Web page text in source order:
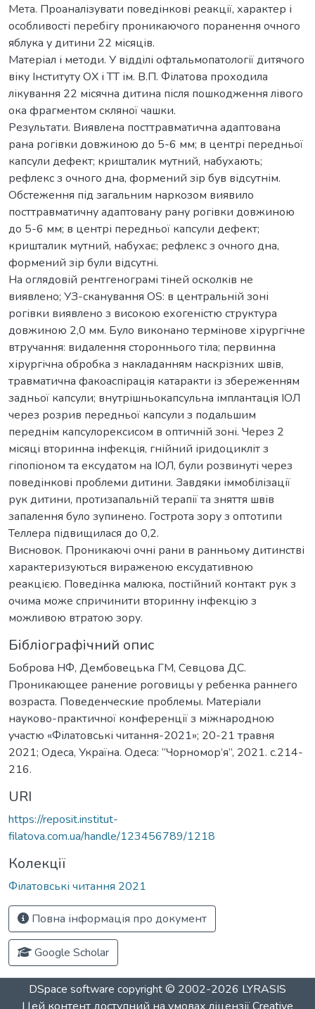
Мета. Проаналізувати поведінкові реакції, характер і
особливості перебігу проникаючого поранення очного
яблука у дитини 22 місяців.
Матеріал і методи. У відділі офтальмопатології дитячого
віку Інституту ОХ і ТТ ім. В.П. Філатова проходила
лікування 22 місячна дитина після пошкодження лівого
ока фрагментом скляної чашки.
Результати. Виявлена посттравматична адаптована
рана рогівки довжиною до 5-6 мм; в центрі передньої
капсули дефект; кришталик мутний, набухають;
рефлекс з очного дна, формений зір був відсутнім.
Обстеження під загальним наркозом виявило
посттравматичну адаптовану рану рогівки довжиною
до 5-6 мм; в центрі передньої капсули дефект;
кришталик мутний, набухає; рефлекс з очного дна,
формений зір були відсутні.
На оглядовій рентгенограмі тіней осколків не
виявлено; УЗ-сканування OS: в центральній зоні
рогівки виявлено з високою ехогеністю структура
довжиною 2,0 мм. Було виконано термінове хірургічне
втручання: видалення стороннього тіла; первинна
хірургічна обробка з накладанням наскрізних швів,
травматична факоаспірація катаракти із збереженням
задньої капсули; внутрішньокапсульна імплантація ІОЛ
через розрив передньої капсули з подальшим
переднім капсулорексисом в оптичній зоні. Через 2
місяці вторинна інфекція, гнійний іридоцикліт з
гіпопіоном та ексудатом на ІОЛ, були розвинуті через
поведінкові проблеми дитини. Завдяки іммобілізації
рук дитини, протизапальній терапії та зняття швів
запалення було зупинено. Гострота зору з оптотипи
Теллера підвищилася до 0,2.
Висновок. Проникаючі очні рани в ранньому дитинстві
характеризуються вираженою ексудативною
реакцією. Поведінка малюка, постійний контакт рук з
очима може спричинити вторинну інфекцію з
можливою втратою зору.
Бібліографічний опис
Боброва НФ, Дембовецька ГМ, Севцова ДС.
Проникающее ранение роговицы у ребенка раннего
возраста. Поведенческие проблемы. Матеріали
науково-практичної конференції з міжнародною
участю «Філатовські читання-2021»; 20-21 травня
2021; Одеса, Україна. Одеса: “Чорномор’я”, 2021. c.214-
216.
URI
https://reposit.institut-
filatova.com.ua/handle/123456789/1218
Колекції
Філатовські читання 2021
Повна інформація про документ
Google Scholar
DSpace software copyright © 2002-2026 LYRASIS